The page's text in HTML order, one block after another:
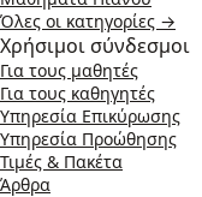
Όλες οι κατηγορίες →
Χρήσιμοι σύνδεσμοι
Για τους μαθητές
Για τους καθηγητές
Υπηρεσία Επικύρωσης
Υπηρεσία Προώθησης
Τιμές & Πακέτα
Άρθρα